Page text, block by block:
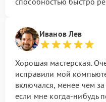
Иванов Лев
Хорошая мастерская.
исправили мой
включался, менее чем
если мне когда-нибудь